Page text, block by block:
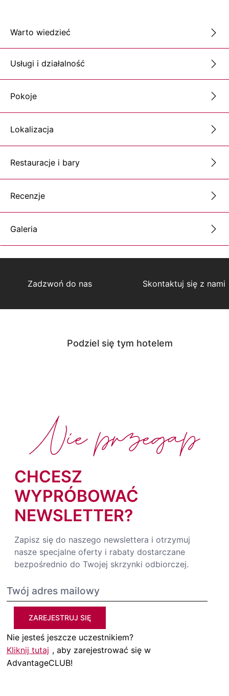
Warto wiedzieć
Usługi i działalność
Pokoje
Lokalizacja
Restauracje i bary
Recenzje
Galeria
Zadzwoń do nas Skontaktuj się z nami
Podziel się tym hotelem
CHCESZ
WYPRÓBOWAĆ
NEWSLETTER?
Zapisz się do naszego newslettera i otrzymuj
nasze specjalne oferty i rabaty dostarczane
bezpośrednio do Twojej skrzynki odbiorczej.
ZAREJESTRUJ SIĘ
Nie jesteś jeszcze uczestnikiem?
Kliknij tutaj , aby zarejestrować się w
AdvantageCLUB!
Nie przegap